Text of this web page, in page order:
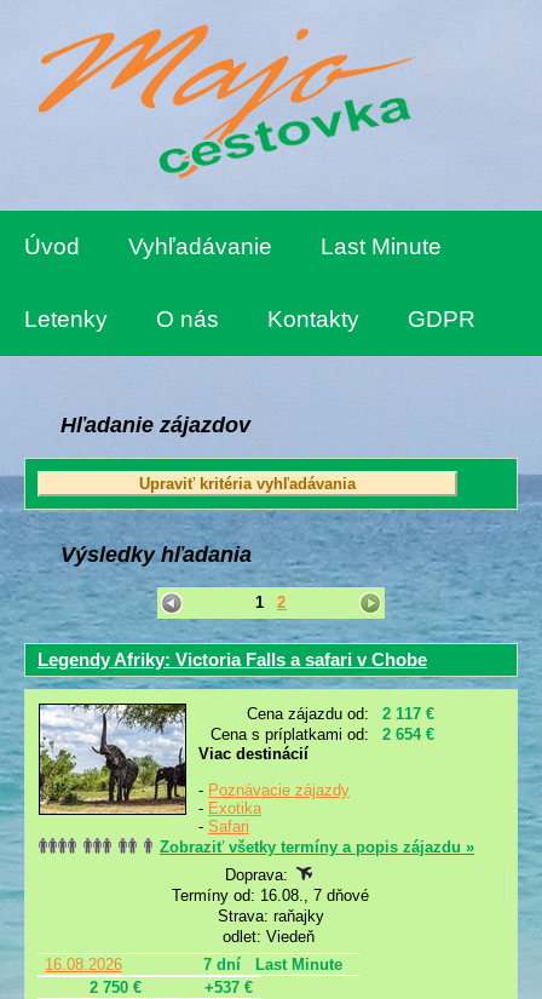
Úvod Vyhľadávanie Last Minute
Letenky O nás Kontakty GDPR
Hľadanie zájazdov
Výsledky hľadania
1 2
Legendy Afriky: Victoria Falls a safari v Chobe
Cena zájazdu od:
2 117 €
Cena s príplatkami od:
2 654 €
Viac destinácií
- Poznávacie zájazdy
- Exotika
- Safari
Zobraziť všetky termíny a popis zájazdu »
Doprava:
Termíny od: 16.08., 7 dňové
Strava: raňajky
odlet: Viedeň
16.08.2026
7 dní
Last Minute
2 750 €
+537 €